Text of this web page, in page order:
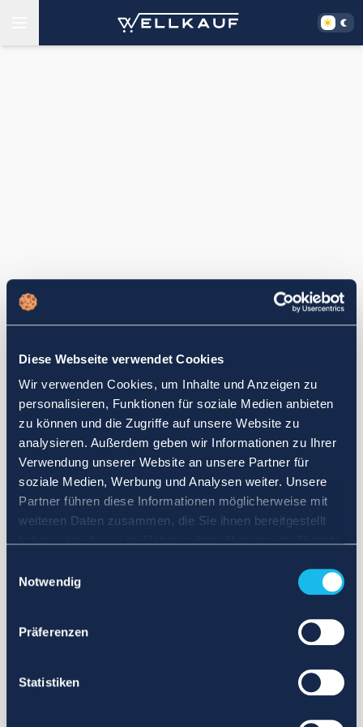
Diese Webseite verwendet Cookies
Wir verwenden Cookies, um Inhalte und Anzeigen zu
personalisieren, Funktionen für soziale Medien anbieten
zu können und die Zugriffe auf unsere Website zu
analysieren. Außerdem geben wir Informationen zu Ihrer
Verwendung unserer Website an unsere Partner für
soziale Medien, Werbung und Analysen weiter. Unsere
Partner führen diese Informationen möglicherweise mit
weiteren Daten zusammen, die Sie ihnen bereitgestellt
Notwendig
Präferenzen
Statistiken